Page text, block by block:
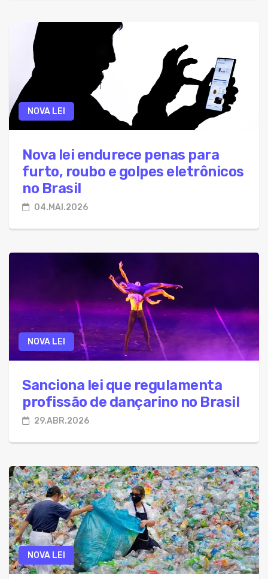
NOVA LEI
Nova lei endurece penas para
furto, roubo e golpes eletrônicos
no Brasil
04.MAI.2026
NOVA LEI
Sanciona lei que regulamenta
profissão de dançarino no Brasil
29.ABR.2026
NOVA LEI